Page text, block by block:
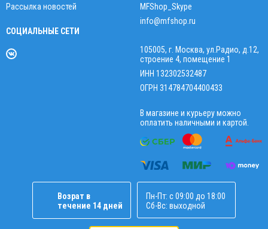
Рассылка новостей
СОЦИАЛЬНЫЕ СЕТИ
MFShop_Skype
info@mfshop.ru
105005, г. Москва, ул.Радио, д.12,
строение 4, помещение 1
ИНН 132302532487
ОГРН 314784704400433
В магазине и курьеру можно
оплатить наличными и картой.
Возрат в
течение 14 дней
Пн-Пт: с 09:00 до 18:00
Сб-Вс: выходной